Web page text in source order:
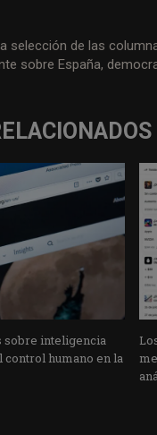
selección de las
sobre España,
sobre inteligencia
humano en la